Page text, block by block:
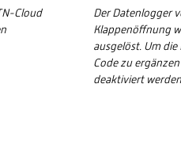
Cloud
Der Datenlogger
Klappenöffnung
ausgelöst. Um
Code zu
deaktiviert